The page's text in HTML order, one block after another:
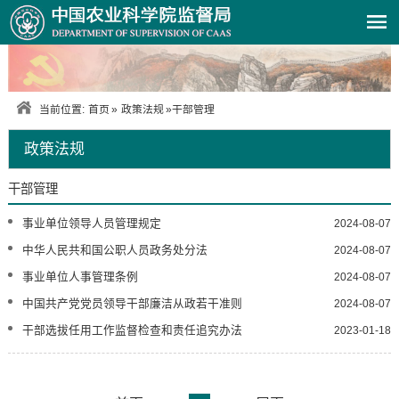
当前位置: 首页 » 政策法规»干部管理
政策法规
干部管理
2024-08-07
事业单位领导人员管理规定
2024-08-07
中华人民共和国公职人员政务处分法
2024-08-07
事业单位人事管理条例
2024-08-07
中国共产党党员领导干部廉洁从政若干准则
2023-01-18
干部选拔任用工作监督检查和责任追究办法